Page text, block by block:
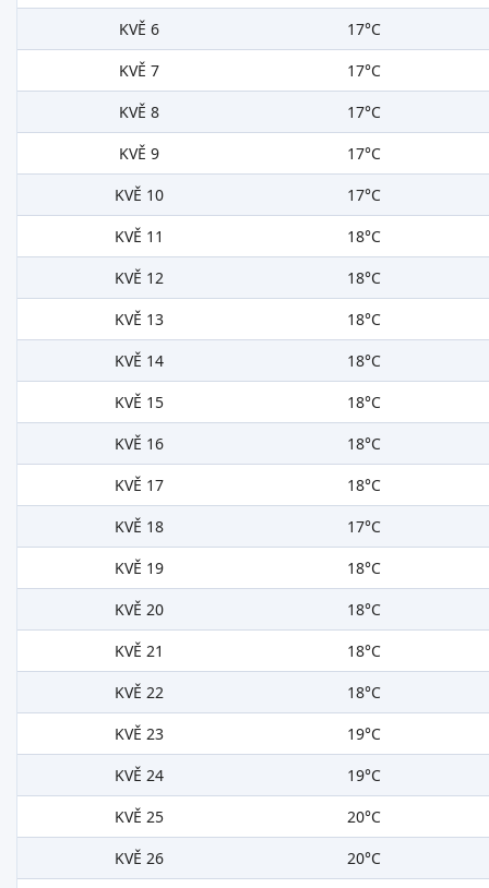
KVĚ 6
17°C
KVĚ 7
17°C
KVĚ 8
17°C
KVĚ 9
17°C
KVĚ 10
17°C
KVĚ 11
18°C
KVĚ 12
18°C
KVĚ 13
18°C
KVĚ 14
18°C
KVĚ 15
18°C
KVĚ 16
18°C
KVĚ 17
18°C
KVĚ 18
17°C
KVĚ 19
18°C
KVĚ 20
18°C
KVĚ 21
18°C
KVĚ 22
18°C
KVĚ 23
19°C
KVĚ 24
19°C
KVĚ 25
20°C
KVĚ 26
20°C